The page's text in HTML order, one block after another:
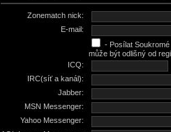
Zonematch nick:
E-mail:
- Posílat
může být odlišný od
ICQ:
IRC(síť a kanál):
Jabber:
MSN Messenger:
Yahoo Messenger: